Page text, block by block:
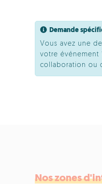
Demande
Vous avez une
votre événement
collaboration ou
Nos zones